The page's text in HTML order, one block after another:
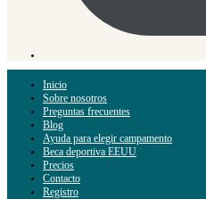
Inicio
Sobre nosotros
Preguntas frecuentes
Blog
Ayuda para elegir campamento
Beca deportiva EEUU
Precios
Contacto
Registro